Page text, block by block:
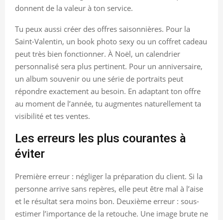
donnent de la valeur à ton service.
Tu peux aussi créer des offres saisonnières. Pour la
Saint-Valentin, un book photo sexy ou un coffret cadeau
peut très bien fonctionner. À Noël, un calendrier
personnalisé sera plus pertinent. Pour un anniversaire,
un album souvenir ou une série de portraits peut
répondre exactement au besoin. En adaptant ton offre
au moment de l’année, tu augmentes naturellement ta
visibilité et tes ventes.
Les erreurs les plus courantes à
éviter
Première erreur : négliger la préparation du client. Si la
personne arrive sans repères, elle peut être mal à l’aise
et le résultat sera moins bon. Deuxième erreur : sous-
estimer l’importance de la retouche. Une image brute ne